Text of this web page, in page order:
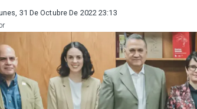
31 De Octubre De 2022 23:13